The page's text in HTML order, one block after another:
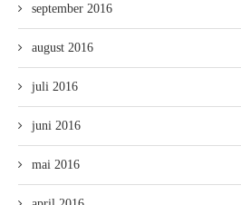
september 2016
august 2016
juli 2016
juni 2016
mai 2016